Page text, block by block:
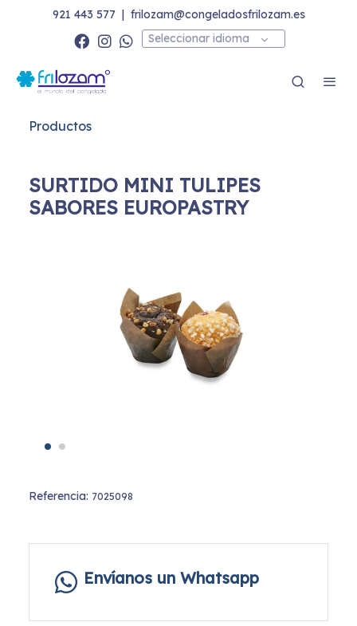
921 443 577 | frilozam@congeladosfrilozam.es
Seleccionar idioma
Productos
SURTIDO MINI TULIPES
SABORES EUROPASTRY
Referencia: 7025098
Envíanos un Whatsapp